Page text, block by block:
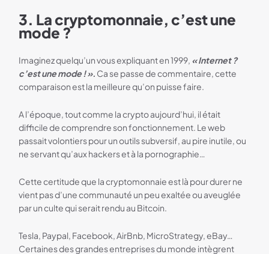
3. La cryptomonnaie, c’est une
mode ?
Imaginez quelqu’un vous expliquant en 1999, « Internet ?
c’est une mode ! ». Ca se passe de commentaire, cette
comparaison est la meilleure qu’on puisse faire.
A l’époque, tout comme la crypto aujourd’hui, il était
difficile de comprendre son fonctionnement. Le web
passait volontiers pour un outils subversif, au pire inutile, ou
ne servant qu’aux hackers et à la pornographie…
Cette certitude que la cryptomonnaie est là pour durer ne
vient pas d’une communauté un peu exaltée ou aveuglée
par un culte qui serait rendu au Bitcoin.
Tesla, Paypal, Facebook, AirBnb, MicroStrategy, eBay…
Certaines des grandes entreprises du monde intègrent